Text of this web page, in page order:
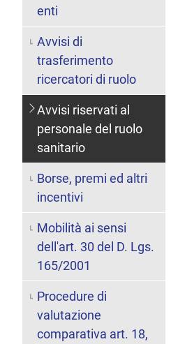
enti
Avvisi di
trasferimento
ricercatori di ruolo
Avvisi riservati al
personale del ruolo
sanitario
Borse, premi ed altri
incentivi
Mobilità ai sensi
dell'art. 30 del D. Lgs.
165/2001
Procedure di
valutazione
comparativa art. 18,